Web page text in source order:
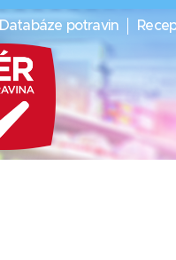
Databáze potravin